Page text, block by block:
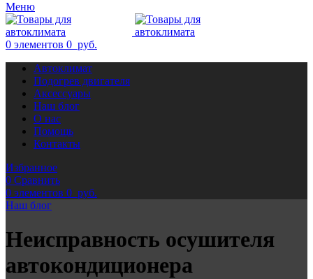
Меню
0 элементов 0 руб.
Автоклимат
Подогрев двигателя
Аксессуары
Наш блог
О нас
Помощь
Контакты
Избранное
0 Сравнить
0 элементов 0 руб.
Наш блог
Неисправность осушителя
автокондиционера